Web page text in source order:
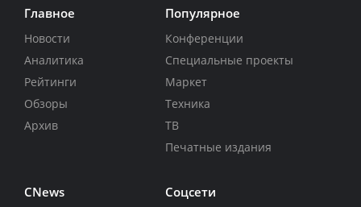
Главное
Новости
Аналитика
Рейтинги
Обзоры
Архив
Популярное
Конференции
Специальные проекты
Маркет
Техника
ТВ
Печатные издания
CNews Соцсети